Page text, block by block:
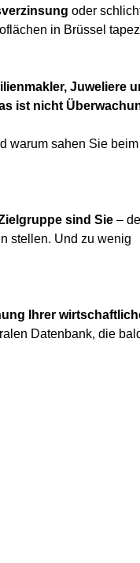
oder
in Brüssel
Juweliere
ist nicht
warum sahen Sie beim
sind Sie –
stellen. Und zu wenig
Ihrer
Datenbank, die